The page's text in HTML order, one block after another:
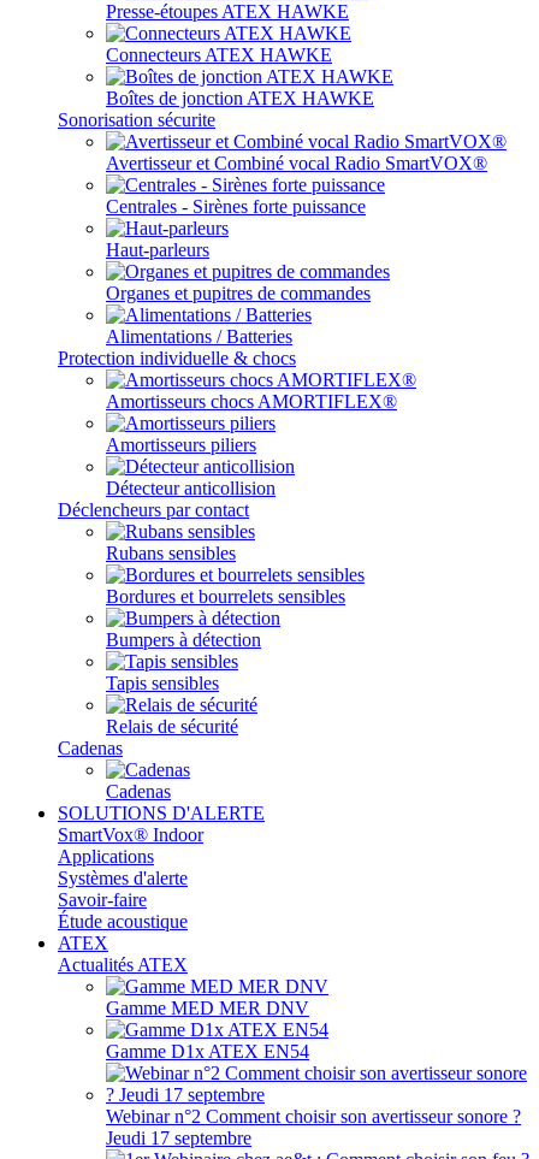
Presse-étoupes ATEX HAWKE
Connecteurs ATEX HAWKE
Boîtes de jonction ATEX HAWKE
Sonorisation sécurite
Avertisseur et Combiné vocal Radio SmartVOX®
Centrales - Sirènes forte puissance
Haut-parleurs
Organes et pupitres de commandes
Alimentations / Batteries
Protection individuelle & chocs
Amortisseurs chocs AMORTIFLEX®
Amortisseurs piliers
Détecteur anticollision
Déclencheurs par contact
Rubans sensibles
Bordures et bourrelets sensibles
Bumpers à détection
Tapis sensibles
Relais de sécurité
Cadenas
Cadenas
SOLUTIONS D'ALERTE
SmartVox® Indoor
Applications
Systèmes d'alerte
Savoir-faire
Étude acoustique
ATEX
Actualités ATEX
Gamme MED MER DNV
Gamme D1x ATEX EN54
Webinar n°2 Comment choisir son avertisseur sonore ?
Jeudi 17 septembre